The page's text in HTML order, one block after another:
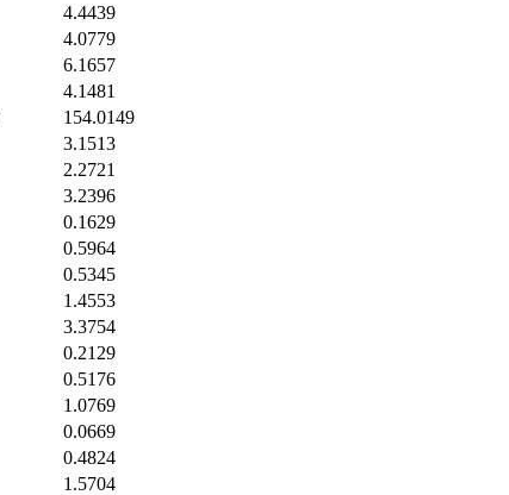
4.4439
4.0779
6.1657
4.1481
154.0149
3.1513
2.2721
3.2396
0.1629
0.5964
0.5345
1.4553
3.3754
0.2129
0.5176
1.0769
0.0669
0.4824
1.5704